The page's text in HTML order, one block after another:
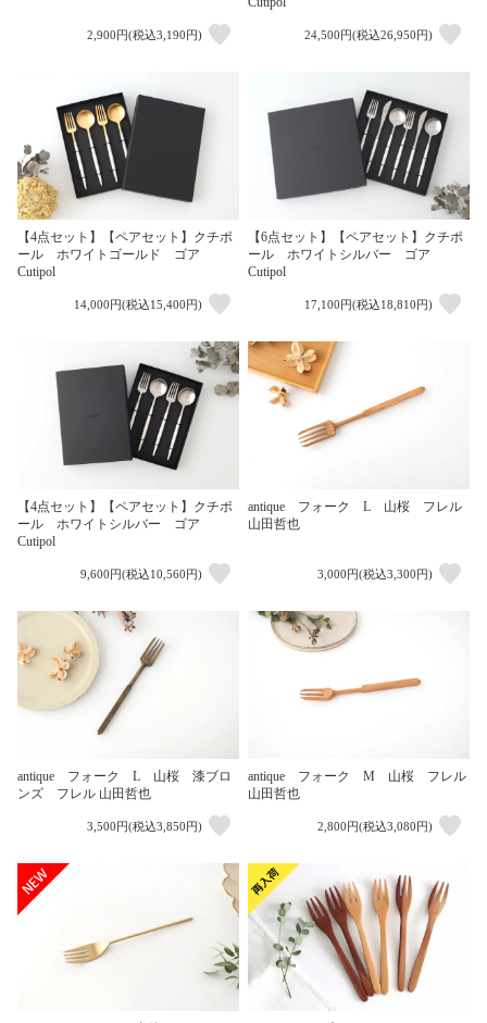
2,900円(税込3,190円) 24,500円(税込26,950円)
【4点セット】【ペアセット】クチポ
ール ホワイトゴールド ゴア
Cutipol
14,000円(税込15,400円)
【6点セット】【ペアセット】クチポ
ール ホワイトシルバー ゴア
Cutipol
17,100円(税込18,810円)
【4点セット】【ペアセット】クチポ
ール ホワイトシルバー ゴア
Cutipol
9,600円(税込10,560円)
antique フォーク L 山桜 フレル
山田哲也
3,000円(税込3,300円)
antique フォーク L 山桜 漆ブロ
ンズ フレル 山田哲也
3,500円(税込3,850円)
antique フォーク M 山桜 フレル
山田哲也
2,800円(税込3,080円)